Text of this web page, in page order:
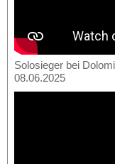
Solosieger bei
08.06.2025